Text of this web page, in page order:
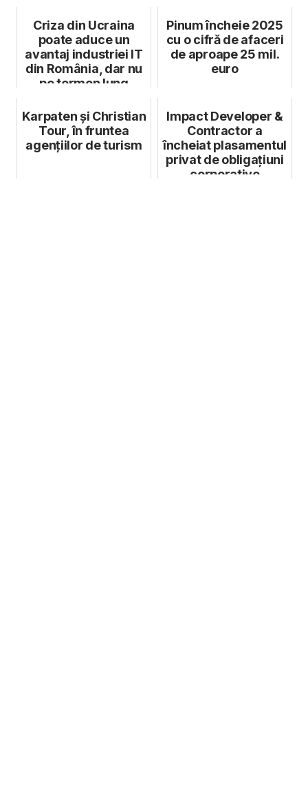
Criza din Ucraina
poate aduce un
avantaj industriei IT
din România, dar nu
pe termen lung
Pinum încheie 2025
cu o cifră de afaceri
de aproape 25 mil.
euro
Karpaten și Christian
Tour, în fruntea
agențiilor de turism
Impact Developer &
Contractor a
încheiat plasamentul
privat de obligațiuni
corporative